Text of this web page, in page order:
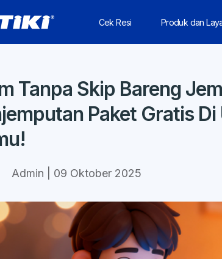
Cek Resi Produk dan
Tanpa Skip Bareng
Paket Gratis
Admin | 09 Oktober 2025